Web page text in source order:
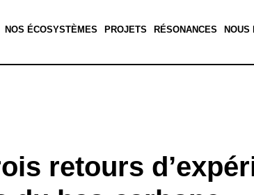
NOS ÉCOSYSTÈMES PROJETS RÉSONANCES NOUS
retours